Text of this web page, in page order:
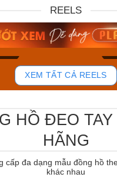
REELS
767
ngay
XEM TẤT CẢ REELS
HỒ ĐEO TAY
HÃNG
cấp đa dạng mẫu đồng hồ
khác nhau